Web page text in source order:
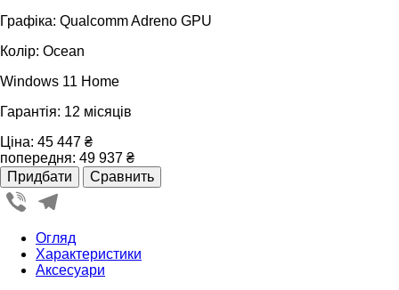
Графіка: Qualcomm Adreno GPU
Колір: Ocean
Windows 11 Home
Гарантія: 12 місяців
Ціна: 45 447 ₴
попередня: 49 937 ₴
Viber
Огляд
Характеристики
Аксесуари